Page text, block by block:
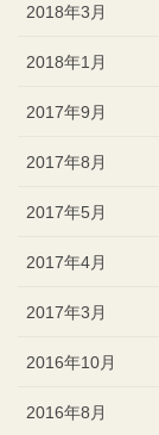
2018年3月
2018年1月
2017年9月
2017年8月
2017年5月
2017年4月
2017年3月
2016年10月
2016年8月